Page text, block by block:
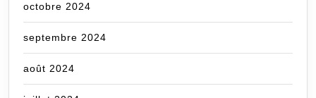
octobre 2024
septembre 2024
août 2024